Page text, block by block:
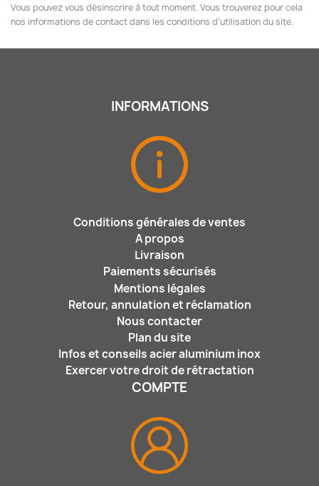
Vous pouvez vous désinscrire à tout moment. Vous trouverez pour cela
nos informations de contact dans les conditions d'utilisation du site.
INFORMATIONS
Conditions générales de ventes
A propos
Livraison
Paiements sécurisés
Mentions légales
Retour, annulation et réclamation
Nous contacter
Plan du site
Infos et conseils acier aluminium inox
Exercer votre droit de rétractation
COMPTE